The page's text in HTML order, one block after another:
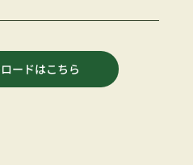
ードはこちら